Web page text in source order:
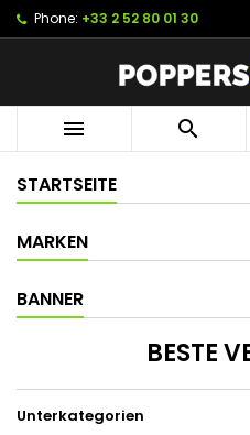
Phone: +33 2 52 80 01 30
 
STARTSEITE
MARKEN
BANNER
BESTE
Unterkategorien